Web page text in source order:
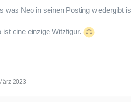
was Neo in seinen Posting wiedergibt
ist eine einzige Witzfigur.
2023